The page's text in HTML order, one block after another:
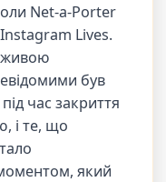
Net-a-Porter
Lives.
живою
був
час закриття
і те, що
який